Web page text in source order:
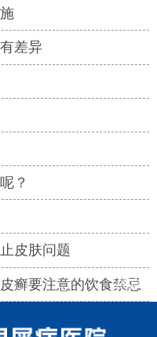
差异
？
皮肤问题
癣要注意的饮食禁忌
热点